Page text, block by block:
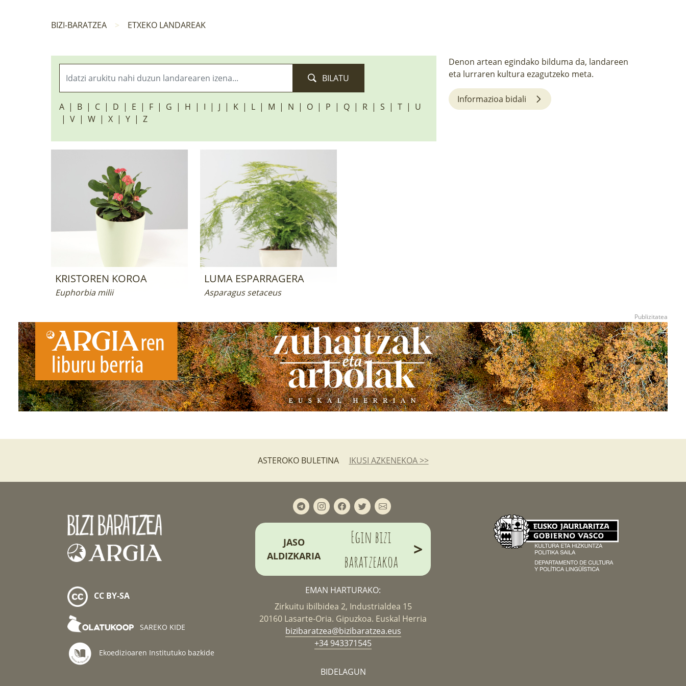
BIZI-BARATZEA ETXEKO LANDAREAK
BILATU
A B C D E F G H I J K L M N O P Q R S T
U
V
W X Y Z
Denon artean egindako bilduma da, landareen
eta lurraren kultura ezagutzeko meta.
Informazioa bidali
KRISTOREN KOROA
Euphorbia milii
LUMA ESPARRAGERA
Asparagus setaceus
ASTEROKO BULETINA IKUSI AZKENEKOA >>
CC BY-SA
SAREKO KIDE
Ekoedizioaren Institutuko bazkide
JASO
ALDIZKARIA
Egin bizi
baratzeakoa
>
EMAN HARTURAKO:
Zirkuitu ibilbidea 2, Industrialdea 15
20160 Lasarte-Oria. Gipuzkoa. Euskal Herria
bizibaratzea@bizibaratzea.eus
+34 943371545
BIDELAGUN